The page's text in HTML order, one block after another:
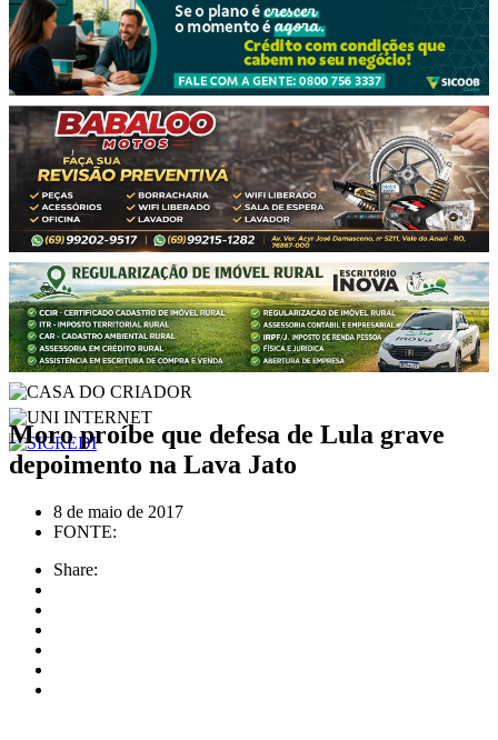
Moro proíbe que defesa de Lula grave
depoimento na Lava Jato
8 de maio de 2017
FONTE:
Share: